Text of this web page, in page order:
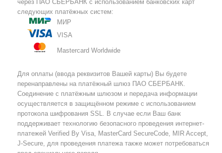
через ПАО СБЕРБАНК с использованием банковских карт
следующих платёжных систем:
МИР
VISA
Mastercard Worldwide
Для оплаты (ввода реквизитов Вашей карты) Вы будете
перенаправлены на платёжный шлюз ПАО СБЕРБАНК.
Соединение с платёжным шлюзом и передача информации
осуществляется в защищённом режиме с использованием
протокола шифрования SSL. В случае если Ваш банк
поддерживает технологию безопасного проведения интернет-
платежей Verified By Visa, MasterCard SecureCode, MIR Accept,
J-Secure, для проведения платежа также может потребоваться